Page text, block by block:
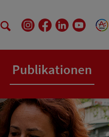
Publikationen